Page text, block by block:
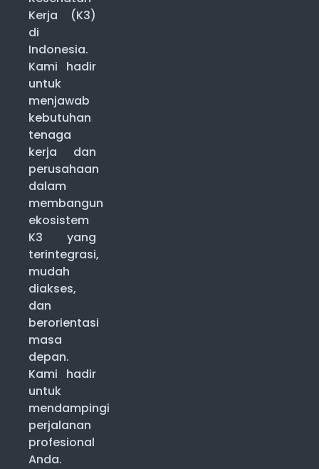
Kerja (K3)
di
Indonesia.
Kami hadir
untuk
menjawab
kebutuhan
tenaga
kerja dan
perusahaan
dalam
membangun
ekosistem
K3 yang
terintegrasi,
mudah
diakses,
dan
berorientasi
masa
depan.
Kami hadir
untuk
mendampingi
perjalanan
profesional
Anda.